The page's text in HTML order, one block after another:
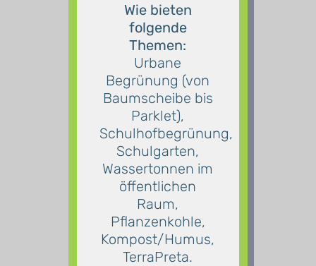
Wie bieten
folgende
Themen:
Urbane
Begrünung (von
Baumscheibe bis
Parklet),
Schulhofbegrünung,
Schulgarten,
Wassertonnen im
öffentlichen
Raum,
Pflanzenkohle,
Kompost/Humus,
TerraPreta.